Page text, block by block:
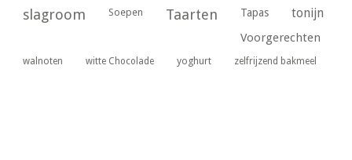
slagroom Soepen Taarten Tapas tonijn
Voorgerechten
walnoten witte Chocolade yoghurt zelfrijzend bakmeel